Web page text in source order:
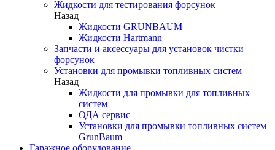
Жидкости для тестирования форсунок
Назад
Жидкости GRUNBAUM
Жидкости Hartmann
Запчасти и аксессуары для установок чистки
форсунок
Установки для промывки топливных систем
Назад
Жидкости для промывки для топливных
систем
ОДА сервис
Установки для промывки топливных систем
GrunBaum
Гаражное оборудование